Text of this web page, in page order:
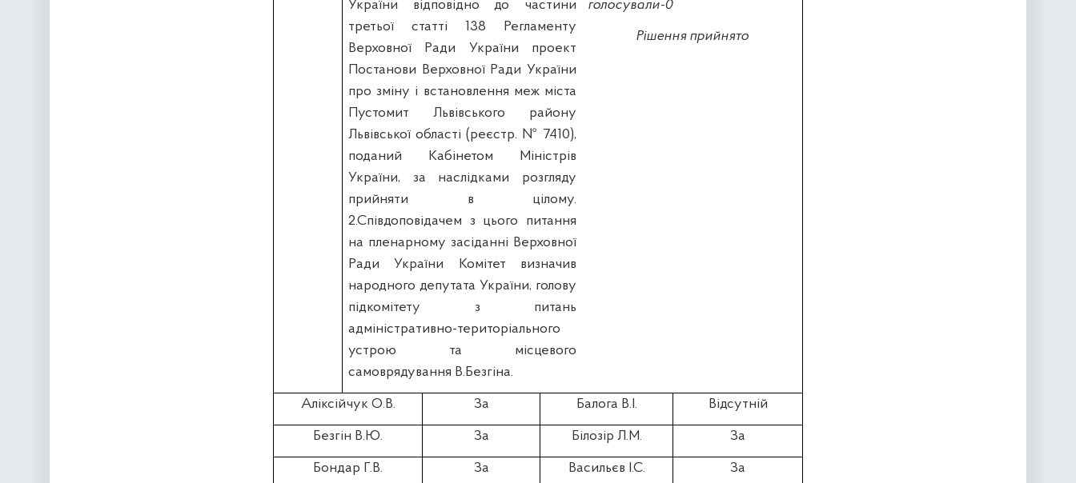
України
відповідно до
частини
третьої
статті 138 Регламенту
Верховної
Ради України
проект
Постанови Верховної Ради України
про зміну і встановлення меж міста
Пустомит
Львівського
району
Львівської області (реєстр. № 7410),
поданий Кабінетом Міністрів
України, за наслідками розгляду
прийняти в цілому.
2.Співдоповідачем з цього питання
на пленарному засіданні Верховної
Ради України Комітет визначив
народного депутата України, голову
підкомітету з питань
адміністративно-територіального
устрою та місцевого
самоврядування В.Безгіна.
голосували-0
Рішення прийнято
Аліксійчук О.В. За Балога В.І. Відсутній
Безгін В.Ю. За Білозір Л.М. За
Бондар Г.В. За Васильєв І.С. За